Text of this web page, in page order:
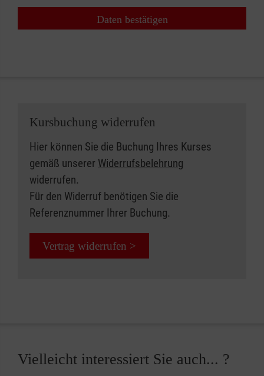
Daten bestätigen
Kursbuchung widerrufen
Hier können Sie die Buchung Ihres Kurses
gemäß unserer Widerrufsbelehrung
widerrufen.
Für den Widerruf benötigen Sie die
Referenznummer Ihrer Buchung.
Vertrag widerrufen >
Vielleicht interessiert Sie auch... ?